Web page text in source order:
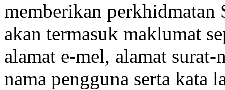
memberikan perkhidmatan
akan termasuk maklumat
alamat e-mel, alamat
nama pengguna serta kata